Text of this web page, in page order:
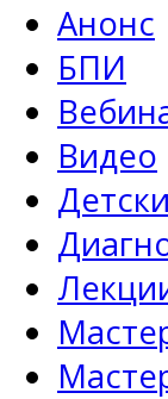
Анонс
БПИ
Видео